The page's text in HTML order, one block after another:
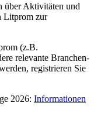
über Aktivitäten und
Litprom zur
(z.B.
relevante Branchen-
registrieren Sie
2026: Informationen